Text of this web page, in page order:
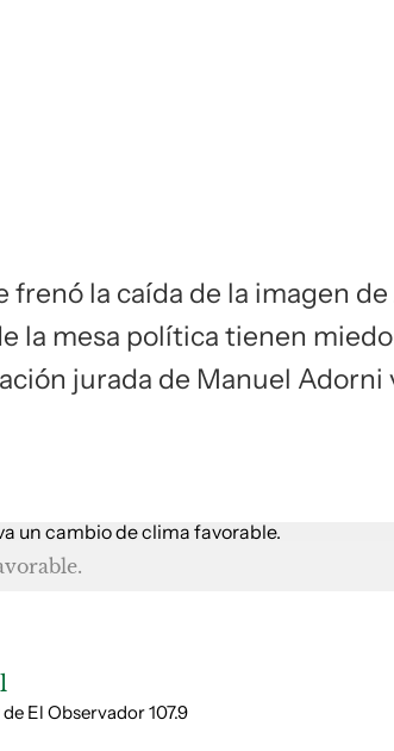
la caída de la imagen
la mesa política tienen
jurada de Manuel Adorni
El Observador 107.9